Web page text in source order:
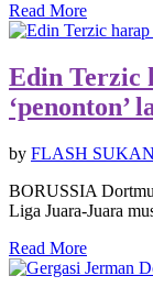
Read More
Edin Terzic
‘penonton’
by FLASH SUKAN
BORUSSIA
Liga Juara-Juara
Read More